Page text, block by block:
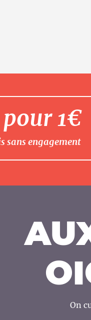
1€
sans engagement
On